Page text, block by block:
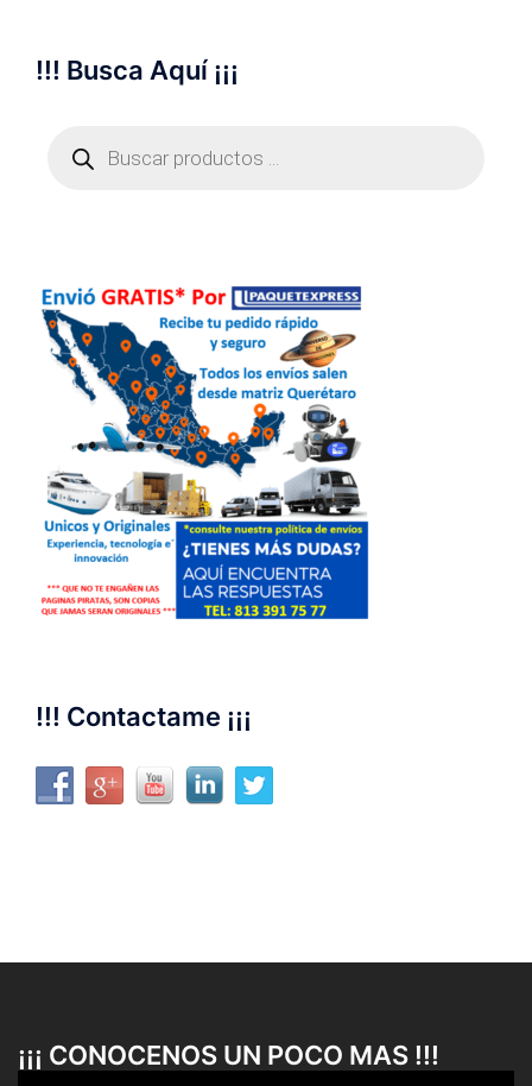
!!! Busca Aquí ¡¡¡
productos
!!! Contactame ¡¡¡
¡¡¡ CONOCENOS UN POCO MAS !!!